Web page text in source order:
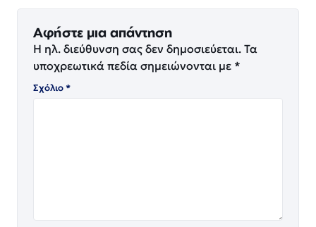
Αφήστε μια απάντηση
Η ηλ. διεύθυνση σας δεν δημοσιεύεται. Τα
υποχρεωτικά πεδία σημειώνονται με *
Σχόλιο*